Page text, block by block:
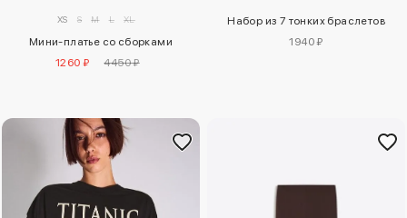
XS S M L XL
Мини-платье со сборками
1260 ₽
4450 ₽
Набор из 7 тонких браслетов
1940 ₽